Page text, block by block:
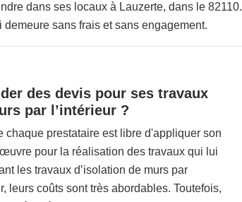
dans ses locaux à Lauzerte, dans le 82110.
sans frais et sans engagement.
des devis pour ses travaux
par l’intérieur ?
chaque prestataire est libre d'appliquer son
pour la réalisation des travaux qui lui
les travaux d’isolation de murs par
leurs coûts sont très abordables. Toutefois,